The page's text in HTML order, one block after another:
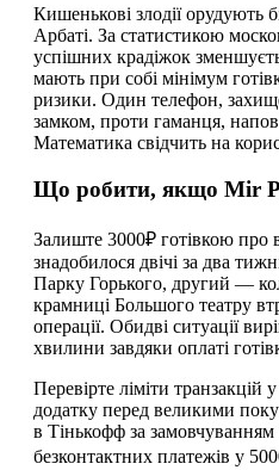
Кишенькові злодії орудують
Арбаті. За статистикою
успішних крадіжок
мають при собі мінімум
ризики. Один телефон,
замком, проти гаманця,
Математика свідчить на
Що робити, якщо Mir
Залиште 3000₽ готівкою про
знадобилося двічі за два
Парку Горького, другий —
крамниці Большого театру
операції. Обидві ситуації
хвилини завдяки оплаті
Перевірте ліміти транзакцій
додатку перед великими
в Тінькофф за
безконтактних платежів у